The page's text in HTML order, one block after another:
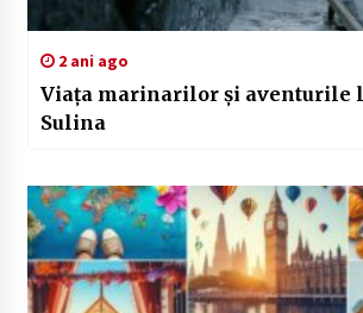
2 ani ago
Viața marinarilor și aventurile
Sulina